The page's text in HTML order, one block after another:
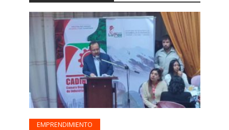
EMPRENDIMIENTO